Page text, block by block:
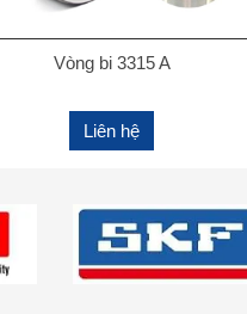
Vòng bi 3315 A
Liên hệ